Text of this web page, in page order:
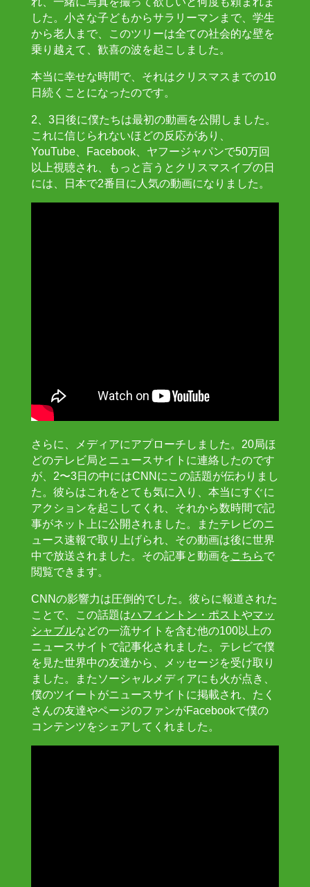
した。小さな子どもからサラリーマンまで、学生
から老人まで、このツリーは全ての社会的な壁を
乗り越えて、歓喜の波を起こしました。
本当に幸せな時間で、それはクリスマスまでの10
日続くことになったのです。
2、3日後に僕たちは最初の動画を公開しました。
これに信じられないほどの反応があり、
YouTube、Facebook、ヤフージャパンで50万回
以上視聴され、もっと言うとクリスマスイブの日
には、日本で2番目に人気の動画になりました。
さらに、メディアにアプローチしました。20局ほ
どのテレビ局とニュースサイトに連絡したのです
が、2〜3日の中にはCNNにこの話題が伝わりまし
た。彼らはこれをとても気に入り、本当にすぐに
アクションを起こしてくれ、それから数時間で記
事がネット上に公開されました。またテレビのニ
ュース速報で取り上げられ、その動画は後に世界
中で放送されました。その記事と動画をこちらで
閲覧できます。
CNNの影響力は圧倒的でした。彼らに報道された
ことで、この話題はハフィントン・ポスト やマッ
シャブルなどの一流サイトを含む他の100以上の
ニュースサイトで記事化されました。テレビで僕
を見た世界中の友達から、メッセージを受け取り
ました。またソーシャルメディアにも火が点き、
僕のツイートがニュースサイトに掲載され、たく
さんの友達やページのファンがFacebookで僕の
コンテンツをシェアしてくれました。